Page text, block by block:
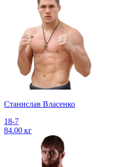
Станислав Власенко
18-7
84.00 кг